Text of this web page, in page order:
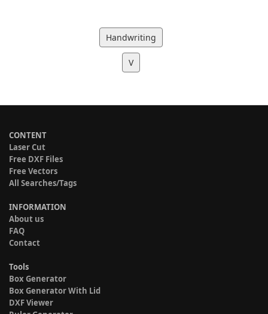
Handwriting
V
CONTENT
Laser Cut
Free DXF Files
Free Vectors
All Searches/Tags
INFORMATION
About us
FAQ
Contact
Tools
Box Generator
Box Generator With Lid
DXF Viewer